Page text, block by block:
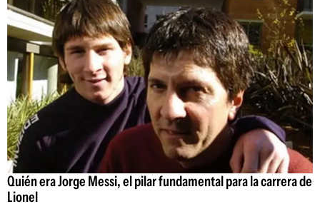
Quién era Jorge Messi, el pilar fundamental para la carrera de
Lionel